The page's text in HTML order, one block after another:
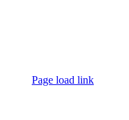
Page load link